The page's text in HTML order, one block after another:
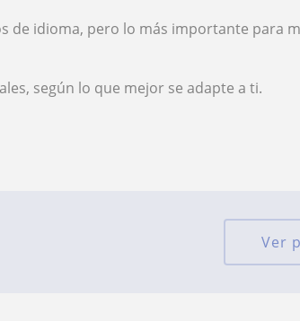
de idioma, pero lo más importante para
según lo que mejor se adapte a ti.
Ver